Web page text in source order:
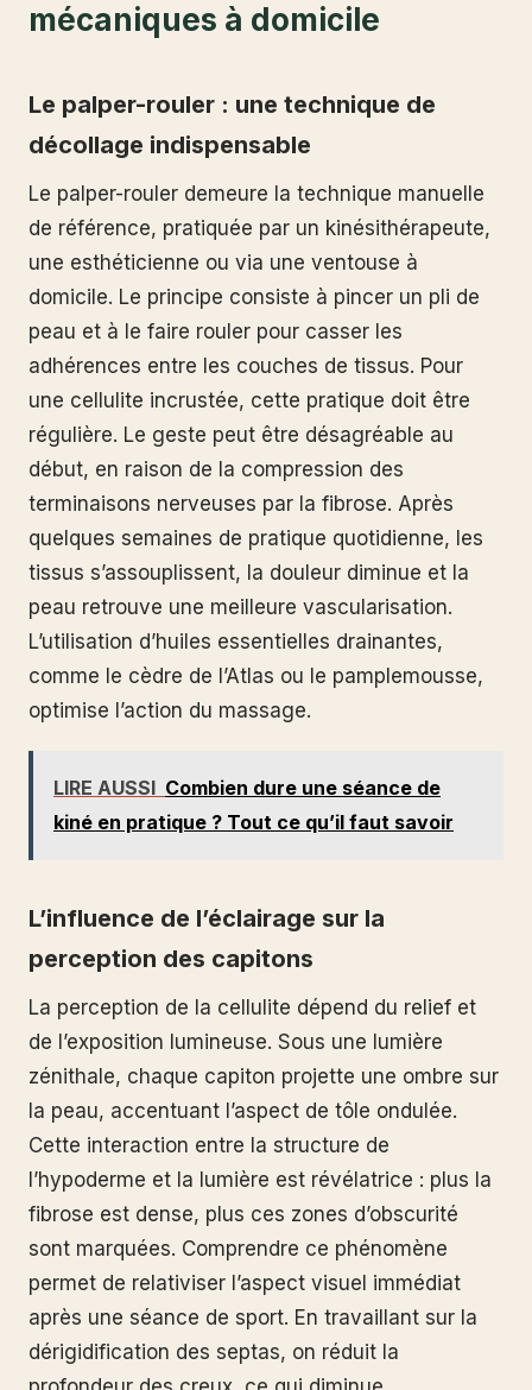
mécaniques à domicile
Le palper-rouler : une technique de
décollage indispensable
Le palper-rouler demeure la technique manuelle
de référence, pratiquée par un kinésithérapeute,
une esthéticienne ou via une ventouse à
domicile. Le principe consiste à pincer un pli de
peau et à le faire rouler pour casser les
adhérences entre les couches de tissus. Pour
une cellulite incrustée, cette pratique doit être
régulière. Le geste peut être désagréable au
début, en raison de la compression des
terminaisons nerveuses par la fibrose. Après
quelques semaines de pratique quotidienne, les
tissus s’assouplissent, la douleur diminue et la
peau retrouve une meilleure vascularisation.
L’utilisation d’huiles essentielles drainantes,
comme le cèdre de l’Atlas ou le pamplemousse,
optimise l’action du massage.
LIRE AUSSI Combien dure une séance de
kiné en pratique ? Tout ce qu’il faut savoir
L’influence de l’éclairage sur la
perception des capitons
La perception de la cellulite dépend du relief et
de l’exposition lumineuse. Sous une lumière
zénithale, chaque capiton projette une ombre sur
la peau, accentuant l’aspect de tôle ondulée.
Cette interaction entre la structure de
l’hypoderme et la lumière est révélatrice : plus la
fibrose est dense, plus ces zones d’obscurité
sont marquées. Comprendre ce phénomène
permet de relativiser l’aspect visuel immédiat
après une séance de sport. En travaillant sur la
dérigidification des septas, on réduit la